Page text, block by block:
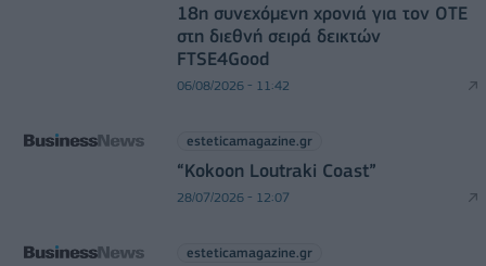
18η συνεχόμενη χρονιά για τον ΟΤΕ
στη διεθνή σειρά δεικτών
FTSE4Good
06/08/2026 - 11:42
esteticamagazine.gr
“Kokoon Loutraki Coast”
28/07/2026 - 12:07
esteticamagazine.gr